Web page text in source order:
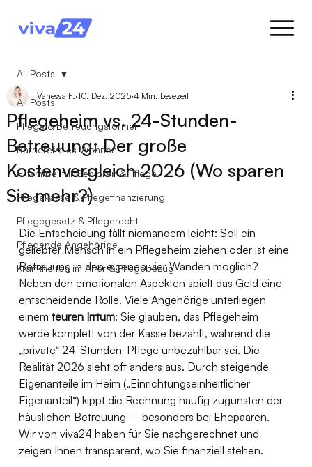
All Posts
Pflege & Betreuungsformen
Barrierefreies Wohnen
Hilfsmittel für Senioren & Pflege
Pflegekasse & Pflegefinanzierung
Pflegegesetz & Pflegerecht
Pflegende Angehörige
Krankheiten im Alter & Pflegebezug
All Posts
Pflegeheim vs. 24-Stunden-
Betreuung: Der große
Kostenvergleich 2026 (Wo sparen
Sie mehr?)
Vanessa F. 10. Dez. 2025 4 Min. Lesezeit
Die Entscheidung fällt niemandem leicht: Soll ein
geliebter Mensch in ein Pflegeheim ziehen oder ist eine
Betreuung in den eigenen vier Wänden möglich?
Neben den emotionalen Aspekten spielt das Geld eine
entscheidende Rolle. Viele Angehörige unterliegen
einem teuren Irrtum: Sie glauben, das Pflegeheim
werde komplett von der Kasse bezahlt, während die
„private“ 24-Stunden-Pflege unbezahlbar sei. Die
Realität 2026 sieht oft anders aus. Durch steigende
Eigenanteile im Heim („Einrichtungseinheitlicher
Eigenanteil“) kippt die Rechnung häufig zugunsten der
häuslichen Betreuung – besonders bei Ehepaaren.
Wir von viva24 haben für Sie nachgerechnet und
zeigen Ihnen transparent, wo Sie finanziell stehen.